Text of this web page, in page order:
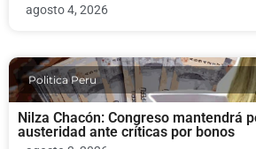
agosto 4, 2026
Politica Peru
Nilza Chacón: Congreso mantendrá
austeridad ante críticas por bonos